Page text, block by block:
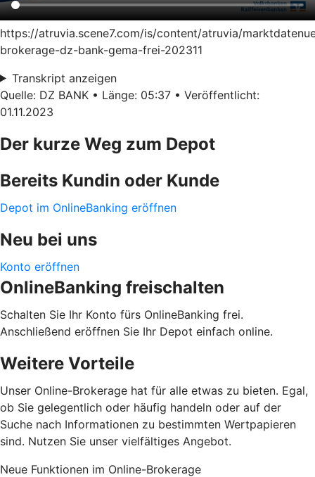
https://atruvia.scene7.com/is/content/atruvia/
brokerage-dz-bank-gema-frei-202311
Transkript anzeigen
Quelle: DZ BANK • Länge: 05:37 • Veröffentlicht:
01.11.2023
Der kurze Weg zum Depot
Bereits Kundin oder Kunde
Depot im OnlineBanking eröffnen
Neu bei uns
Konto eröffnen
OnlineBanking freischalten
Schalten Sie Ihr Konto fürs OnlineBanking frei.
Anschließend eröffnen Sie Ihr Depot einfach online.
Weitere Vorteile
Unser Online-Brokerage hat für alle etwas zu bieten. Egal,
ob Sie gelegentlich oder häufig handeln oder auf der
Suche nach Informationen zu bestimmten Wertpapieren
sind. Nutzen Sie unser vielfältiges Angebot.
Neue Funktionen im Online-Brokerage